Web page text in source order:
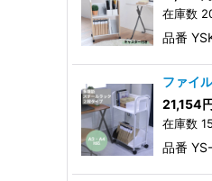
在庫数
品番
ファイ
21,154 円
在庫数
品番